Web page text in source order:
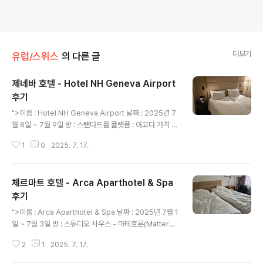
유럽/스위스 의 다른 글 더보기
제네바 호텔 - Hotel NH Geneva Airport
후기
">이름 : Hotel NH Geneva Airport 날짜 : 2025년 7
월 8일 ~ 7월 9일 방 : 스탠다드룸 플랫폼 : 아고다 가격 : 1
ort 이 2025년 유럽여행의 마지막 숙소 였습니다.이곳을
시간전에 공항 도착 생각해보면... 라운지 카드도 있겠다,
공항에 빨리가서 라운지에서 밥 먹으면 되겠다 싶은 관계
로 공항 접근성을 우선으로 했습니다.실제로 이 호텔은 공
항 뒷편에 위치하고 있는데, 공항까지 무료셔틀이 있습니
다.셔틀이 3~40분 간격으로 있고, 셔틀이 아닌 도보 접근
은 힘들다고 보면 됩니다.길 자체가 있는..
1 0 2025. 7. 17.
체르마트 호텔 - Arca Aparthotel & Spa
후기
">이름 : Arca Aparthotel & Spa 날짜 : 2025년 7월 1
일 ~ 7월 3일 방 : 스튜디오 사우스 - 마테호른(Matterho
중요한 체르마트 숙소로 왔습니다.가격은 미쳤습니다만...
2 1 2025. 7. 17.